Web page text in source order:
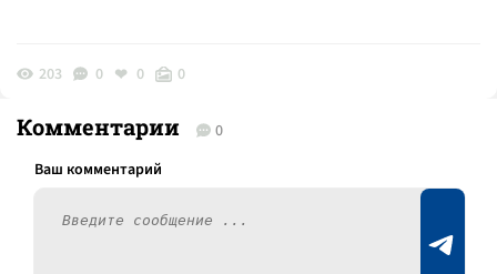
203 0 0 0
Комментарии 0